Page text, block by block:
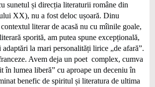
sunetul și direcția literaturii române din
XX), nu a fost deloc ușoară. Dinu
literar de acasă nu cu mîinile goale,
sporită, am putea spune excepțională,
adaptări la mari personalități lirice „de afară”.
Avem deja un poet complex, cumva
în lumea liberă” cu aproape un deceniu în
benefic de spiritul și literatura de ultima